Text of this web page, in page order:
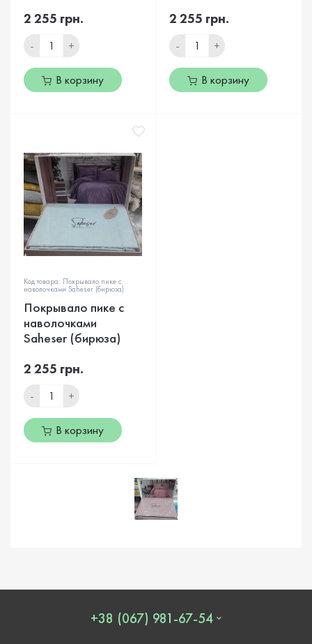
2 255 грн.
- +
В корзину
2 255 грн.
- +
В корзину
Код товара: Покрывало пике с
наволочками Saheser (бирюза)
Покрывало пике с
наволочками
Saheser (бирюза)
2 255 грн.
- +
В корзину
+38 (067) 981-67-54